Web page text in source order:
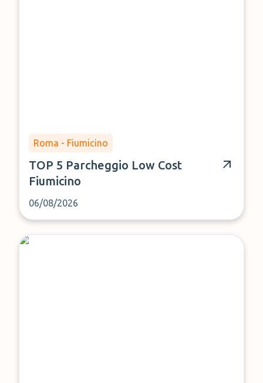
Roma - Fiumicino
TOP 5 Parcheggio Low Cost
Fiumicino
06/08/2026